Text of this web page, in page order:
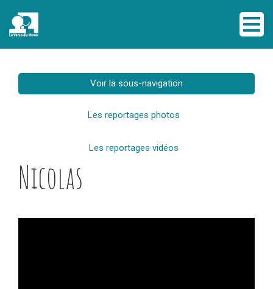
Voir la sous-navigation
Les reportages photos
Les reportages vidéos
Nicolas